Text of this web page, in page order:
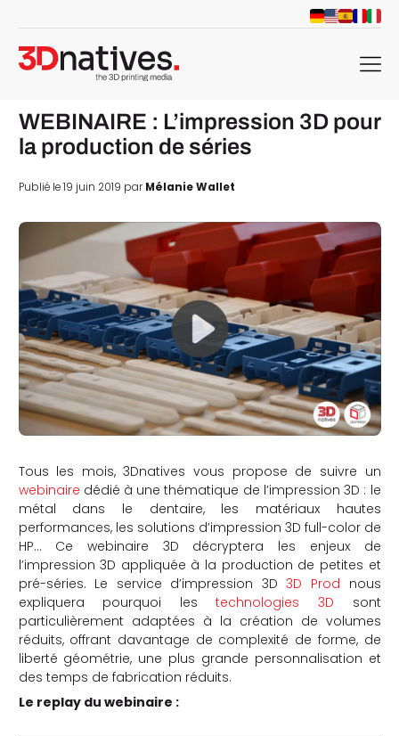
menu
WEBINAIRE : L’impression 3D pour
la production de séries
Publié le 19 juin 2019 parMélanie Wallet
Tous les mois, 3Dnatives vous propose de suivre un
webinaire dédié à une thématique de l’impression 3D : le
métal dans le dentaire, les matériaux hautes
performances, les solutions d’impression 3D full-color de
HP… Ce webinaire 3D décryptera les enjeux de
l’impression 3D appliquée à la production de petites et
pré-séries. Le service d’impression 3D3D Prod nous
expliquera pourquoi lestechnologies 3D sont
particulièrement adaptées à la création de volumes
réduits, offrant davantage de complexité de forme, de
liberté géométrie, une plus grande personnalisation et
des temps de fabrication réduits.
Le replay du webinaire :